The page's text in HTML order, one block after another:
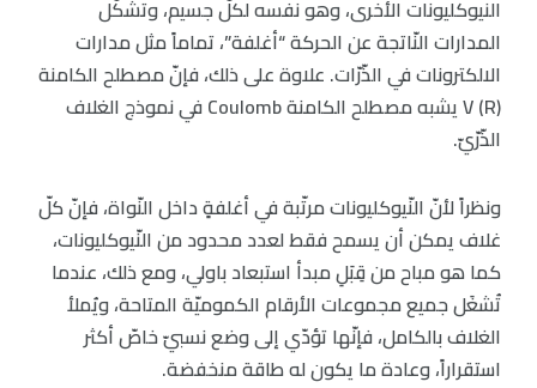
النيوكليونات الأخرى، وهو نفسه لكلّ جسيم، وتشكّل
المدارات النّاتجة عن الحركة “أغلفة”، تماماً مثل مدارات
الالكترونات في الذّرّات. علاوة على ذلك، فإنّ مصطلح الكامنة
V (R) يشبه مصطلح الكامنة Coulomb في نموذج الغلاف
الذّرّيّ.
ونظراً لأنّ النّيوكليونات مرتّبة في أغلفةٍ داخل النّواة، فإنّ كلّ
غلاف يمكن أن يسمح فقط لعدد محدود من النّيوكليونات،
كما هو مباح من قِبَلِ مبدأ استبعاد باولي، ومع ذلك، عندما
تُشغَل جميع مجموعات الأرقام الكموميّة المتاحة، ويُملأ
الغلاف بالكامل، فإنّها تؤدّي إلى وضع نسبيّ خاصّ أكثر
استقراراً، وعادة ما يكون له طاقة منخفضة.